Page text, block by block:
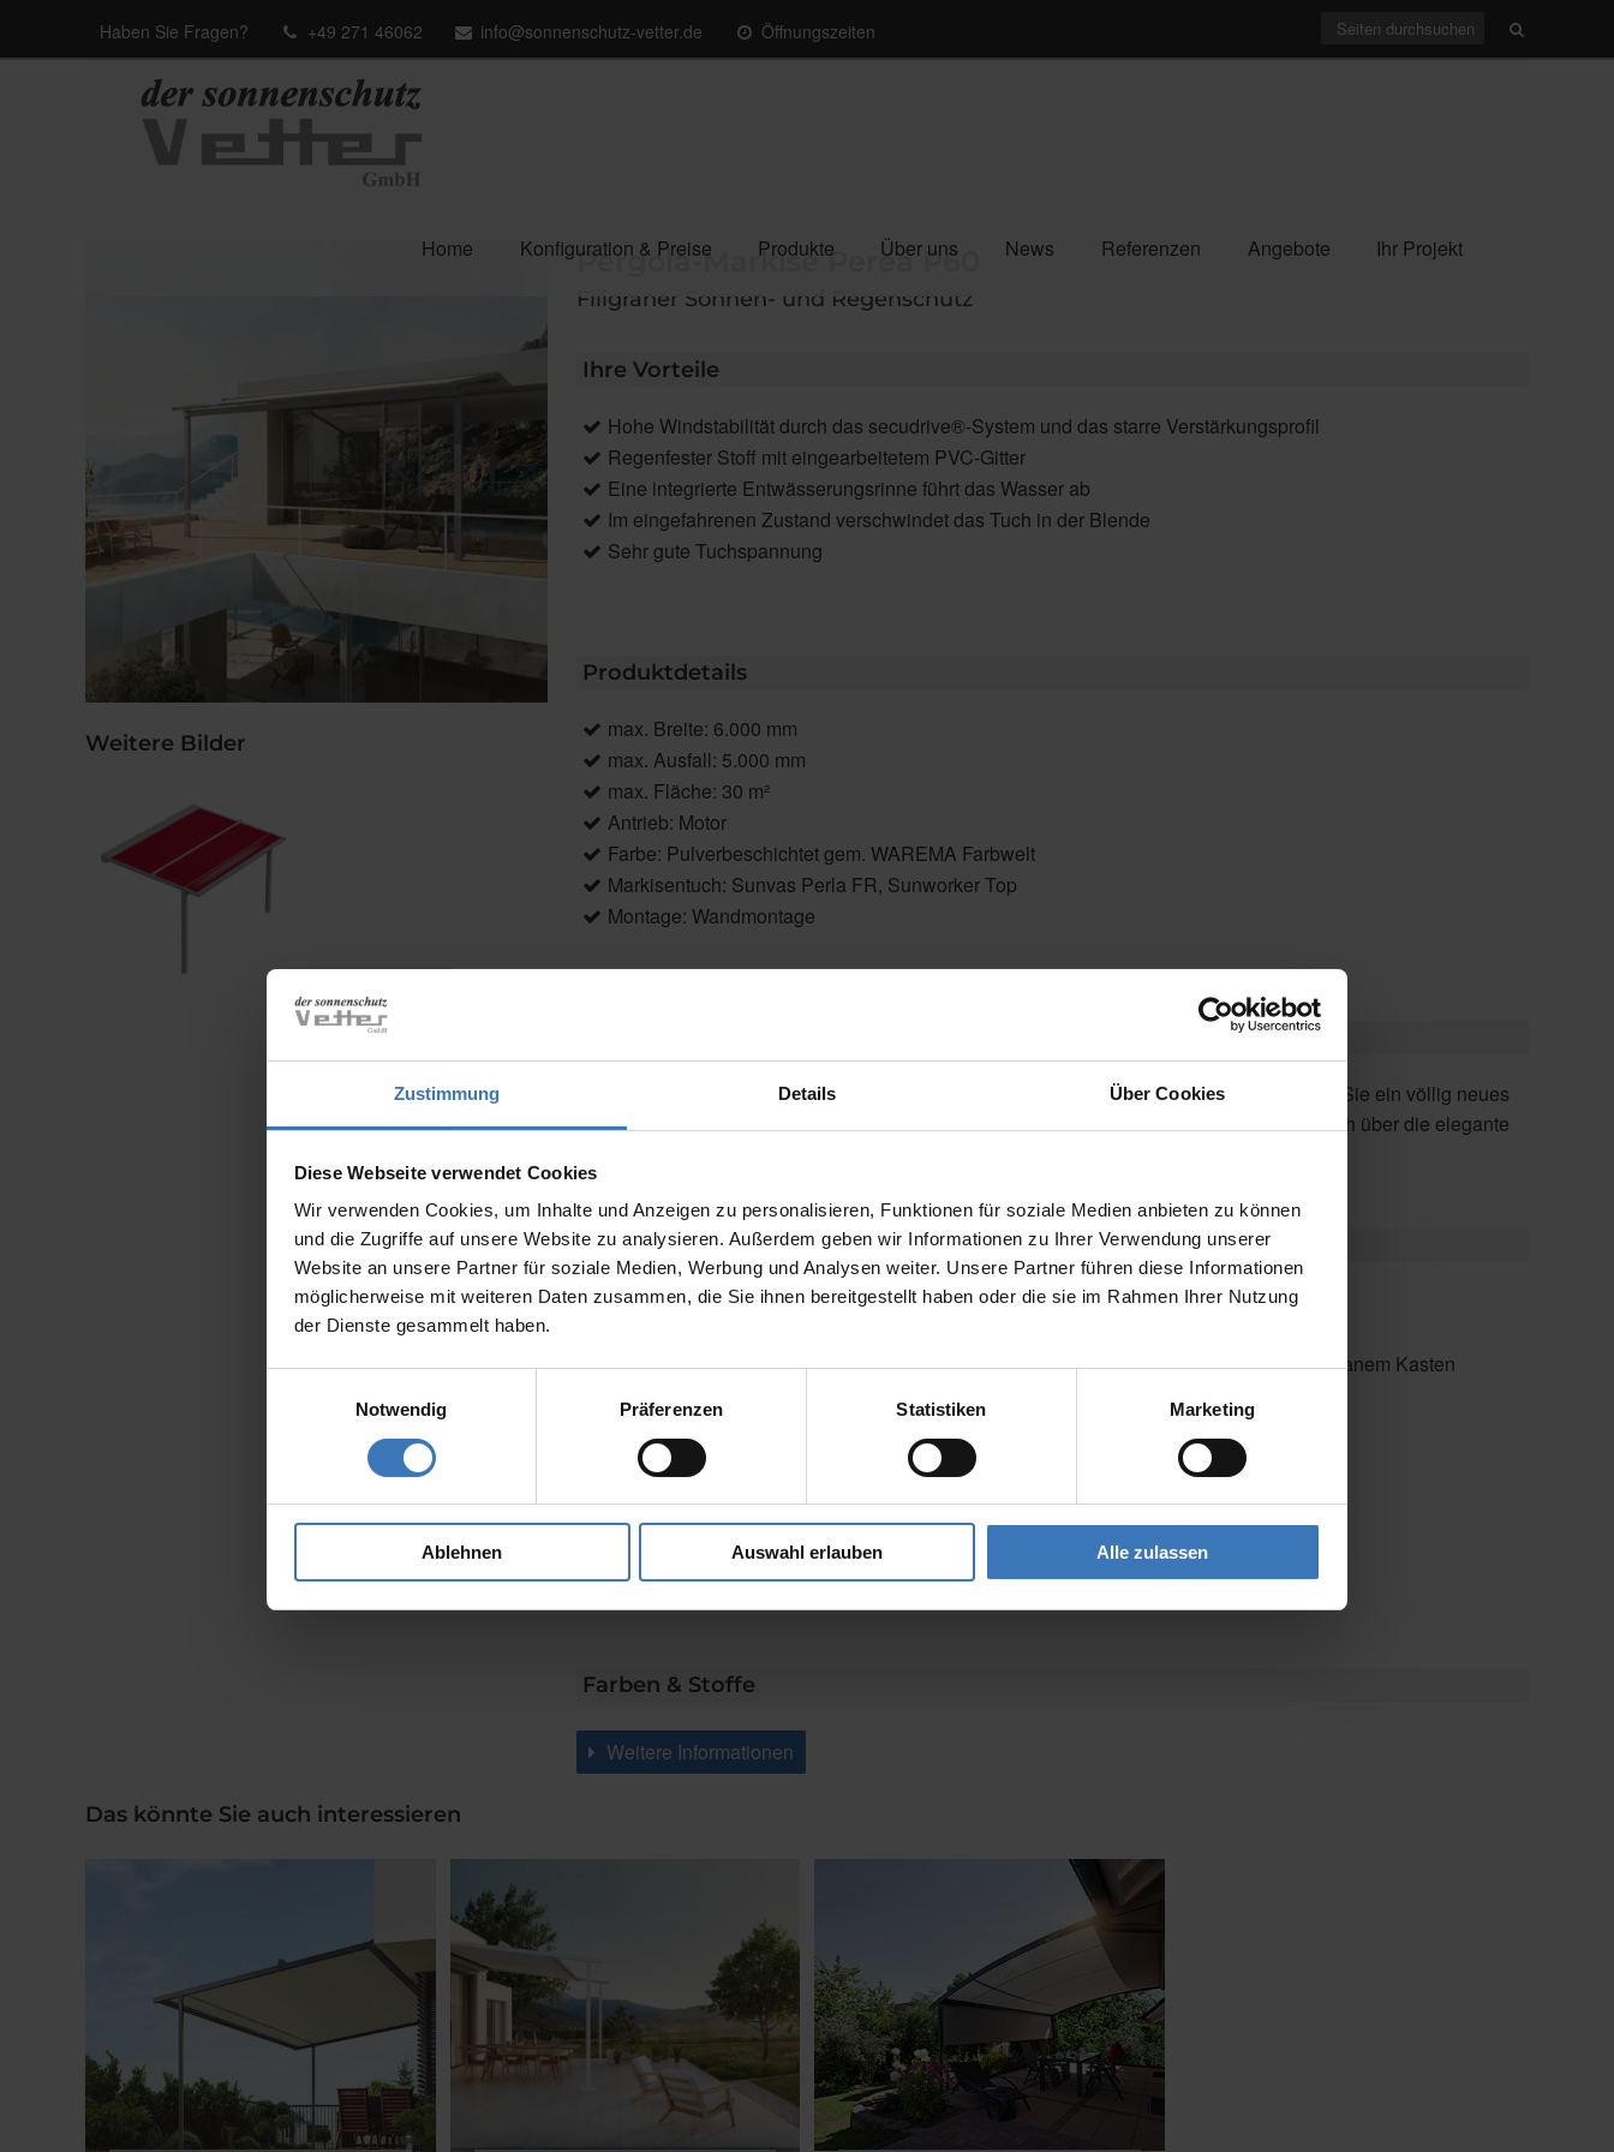
Zustimmung Details Über Cookies
Diese Webseite verwendet Cookies
Wir verwenden Cookies, um Inhalte und Anzeigen zu personalisieren, Funktionen für soziale Medien anbieten zu können
und die Zugriffe auf unsere Website zu analysieren. Außerdem geben wir Informationen zu Ihrer Verwendung unserer
Website an unsere Partner für soziale Medien, Werbung und Analysen weiter. Unsere Partner führen diese Informationen
möglicherweise mit weiteren Daten zusammen, die Sie ihnen bereitgestellt haben oder die sie im Rahmen Ihrer Nutzung
der Dienste gesammelt haben.
Notwendig
Präferenzen Statistiken Marketing
Ablehnen Auswahl erlauben Alle zulassen
Haben Sie Fragen? +49 271 46062 info@sonnenschutz-vetter.de Öffnungszeiten
Home Konfiguration & Preise Produkte Über uns News Referenzen Angebote Ihr Projekt
Pergola-Markise Perea P60
Filigraner Sonnen- und Regenschutz
Ihre Vorteile
Hohe Windstabilität durch das secudrive®-System und das starre Verstärkungsprofil
Regenfester Stoff mit eingearbeitetem PVC-Gitter
Eine integrierte Entwässerungsrinne führt das Wasser ab
Im eingefahrenen Zustand verschwindet das Tuch in der Blende
Sehr gute Tuchspannung
Produktdetails
max. Breite: 6.000 mm
max. Ausfall: 5.000 mm
max. Fläche: 30 m²
Antrieb: Motor
Farbe: Pulverbeschichtet gem. WAREMA Farbwelt
Markisentuch: Sunvas Perla FR, Sunworker Top
Montage: Wandmontage
Genießen Sie das Leben auf Ihrer Terrasse im Freien
– und zwar unabhängig vom Wetter. Die Pergola-
windstabile Lösung. Entdecken Sie ein völlig neues
Lebensgefühl und freuen Sie sich über die elegante
Brillante Extras
Integrierte Beleuchtung in den Führungsschienen
GranTex mit easyZIP-Führung zur senkrechten Verschattung für große Breiten und filigranem Kasten
Heizstrahler
Steckdose
Weitere Informationen zu Ausstattungsextras Perea Pergola-Markisen
Farben & Stoffe
Weitere Informationen
Weitere Bilder
Das könnte Sie auch interessieren